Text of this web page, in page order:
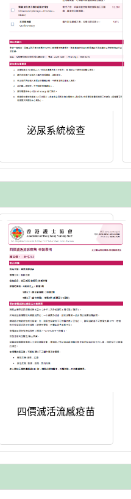
泌尿系統檢查
四價滅活流感疫苗